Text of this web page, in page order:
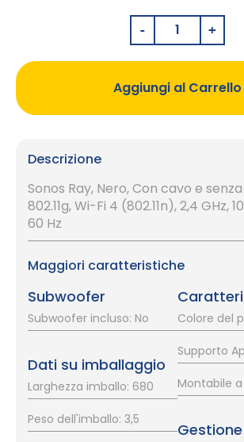
Aggiungi al Carrello
Descrizione
Sonos Ray, Nero, Con cavo e senza
802.11g, Wi-Fi 4 (802.11n), 2,4 GHz,
60 Hz
Maggiori caratteristiche
Subwoofer
Subwoofer incluso: No
Dati su imballaggio
Larghezza imballo: 680
Peso dell'imballo: 3,5
Colore del
Supporto
Montabile